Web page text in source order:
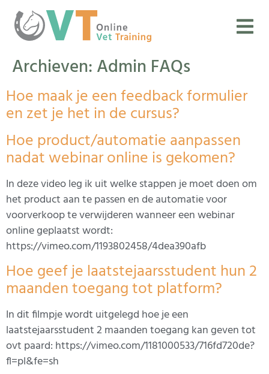
Archieven:Admin FAQs
Hoe maak je een feedback formulier
en zet je het in de cursus?
Hoe product/automatie aanpassen
nadat webinar online is gekomen?
In deze video leg ik uit welke stappen je moet doen om
het product aan te passen en de automatie voor
voorverkoop te verwijderen wanneer een webinar
online geplaatst wordt:
https://vimeo.com/1193802458/4dea390afb
Hoe geef je laatstejaarsstudent hun 2
maanden toegang tot platform?
In dit filmpje wordt uitgelegd hoe je een
laatstejaarsstudent 2 maanden toegang kan geven tot
ovt paard: https://vimeo.com/1181000533/716fd720de?
fl=pl&fe=sh